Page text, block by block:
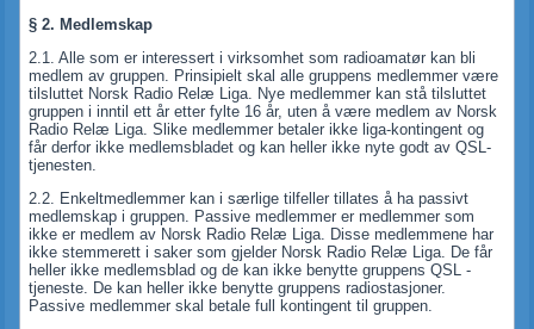
§ 2. Medlemskap
2.1. Alle som er interessert i virksomhet som radioamatør kan bli
medlem av gruppen. Prinsipielt skal alle gruppens medlemmer være
tilsluttet Norsk Radio Relæ Liga. Nye medlemmer kan stå tilsluttet
gruppen i inntil ett år etter fylte 16 år, uten å være medlem av Norsk
Radio Relæ Liga. Slike medlemmer betaler ikke liga-kontingent og
får derfor ikke medlemsbladet og kan heller ikke nyte godt av QSL-
tjenesten.
2.2. Enkeltmedlemmer kan i særlige tilfeller tillates å ha passivt
medlemskap i gruppen. Passive medlemmer er medlemmer som
ikke er medlem av Norsk Radio Relæ Liga. Disse medlemmene har
ikke stemmerett i saker som gjelder Norsk Radio Relæ Liga. De får
heller ikke medlemsblad og de kan ikke benytte gruppens QSL -
tjeneste. De kan heller ikke benytte gruppens radiostasjoner.
Passive medlemmer skal betale full kontingent til gruppen.